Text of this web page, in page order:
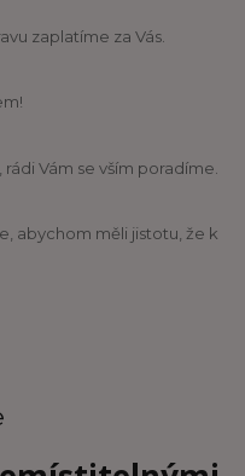
zaplatíme za Vás.
Vám se vším poradíme.
abychom měli jistotu, že k